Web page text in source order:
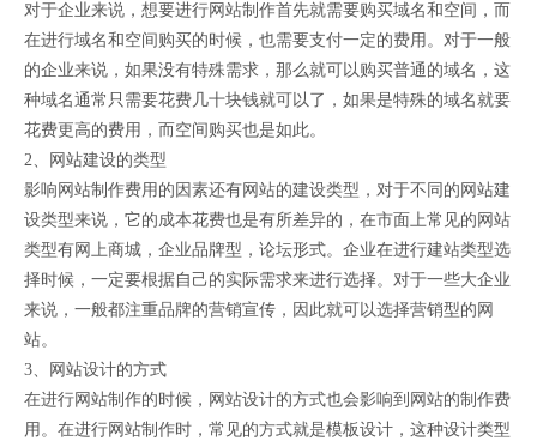
对于企业来说，想要进行网站制作首先就需要购买域名和空间，而
在进行域名和空间购买的时候，也需要支付一定的费用。对于一般
的企业来说，如果没有特殊需求，那么就可以购买普通的域名，这
种域名通常只需要花费几十块钱就可以了，如果是特殊的域名就要
花费更高的费用，而空间购买也是如此。
2、网站建设的类型
影响网站制作费用的因素还有网站的建设类型，对于不同的网站建
设类型来说，它的成本花费也是有所差异的，在市面上常见的网站
类型有网上商城，企业品牌型，论坛形式。企业在进行建站类型选
择时候，一定要根据自己的实际需求来进行选择。对于一些大企业
来说，一般都注重品牌的营销宣传，因此就可以选择营销型的网
站。
3、网站设计的方式
在进行网站制作的时候，网站设计的方式也会影响到网站的制作费
用。在进行网站制作时，常见的方式就是模板设计，这种设计类型